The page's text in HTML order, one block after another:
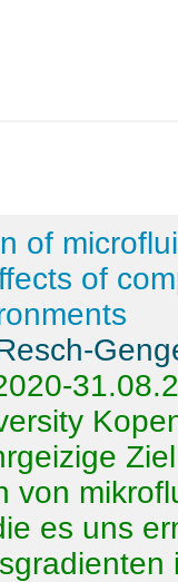
of
of
von
es uns